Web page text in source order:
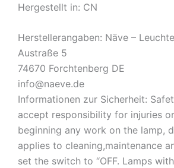
Hergestellt in: CN
Herstellerangaben: Näve –
Austraße 5
74670 Forchtenberg DE
info@naeve.de
Informationen zur Sicherheit:
accept responsibility for injuries
beginning any work on the lamp,
applies to cleaning,maintenance
set the switch to “OFF. Lamps